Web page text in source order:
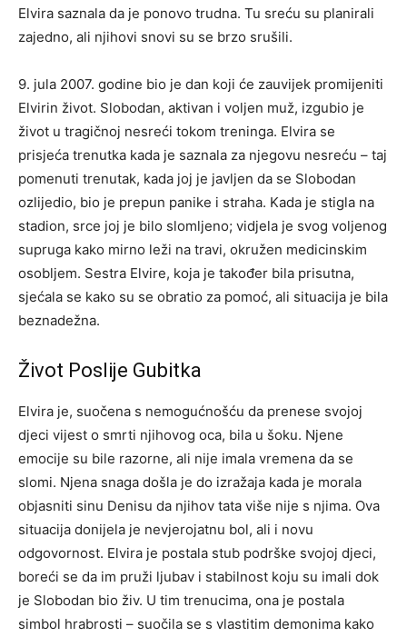
Elvira saznala da je ponovo trudna. Tu sreću su planirali
zajedno, ali njihovi snovi su se brzo srušili.
9. jula 2007. godine bio je dan koji će zauvijek promijeniti
Elvirin život. Slobodan, aktivan i voljen muž, izgubio je
život u tragičnoj nesreći tokom treninga. Elvira se
prisjeća trenutka kada je saznala za njegovu nesreću – taj
pomenuti trenutak, kada joj je javljen da se Slobodan
ozlijedio, bio je prepun panike i straha. Kada je stigla na
stadion, srce joj je bilo slomljeno; vidjela je svog voljenog
supruga kako mirno leži na travi, okružen medicinskim
osobljem. Sestra Elvire, koja je također bila prisutna,
sjećala se kako su se obratio za pomoć, ali situacija je bila
beznadežna.
Život Poslije Gubitka
Elvira je, suočena s nemogućnošću da prenese svojoj
djeci vijest o smrti njihovog oca, bila u šoku. Njene
emocije su bile razorne, ali nije imala vremena da se
slomi. Njena snaga došla je do izražaja kada je morala
objasniti sinu Denisu da njihov tata više nije s njima. Ova
situacija donijela je nevjerojatnu bol, ali i novu
odgovornost. Elvira je postala stub podrške svojoj djeci,
boreći se da im pruži ljubav i stabilnost koju su imali dok
je Slobodan bio živ. U tim trenucima, ona je postala
simbol hrabrosti – suočila se s vlastitim demonima kako